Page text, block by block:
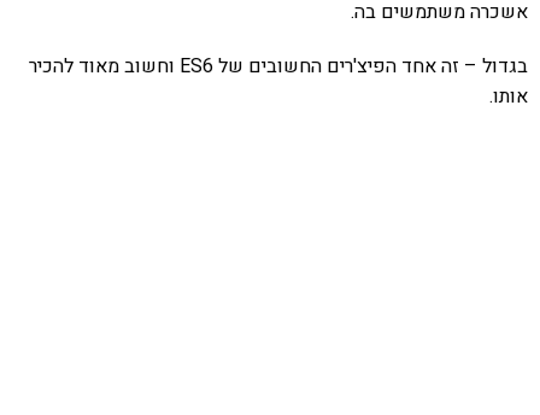
אשכרה משתמשים בה.
בגדול – זה אחד הפיצ'רים החשובים של ES6 וחשוב מאוד להכיר
אותו.